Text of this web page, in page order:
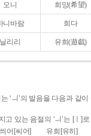
오니 희망(希望)
니바람 희다
닐리리 유희(遊戱)
‘ㅢ’의 발음을 다음과 같
있는 음절의 ‘ㅢ’는 [ㅣ]
씌어[씨어]
유희[유히]